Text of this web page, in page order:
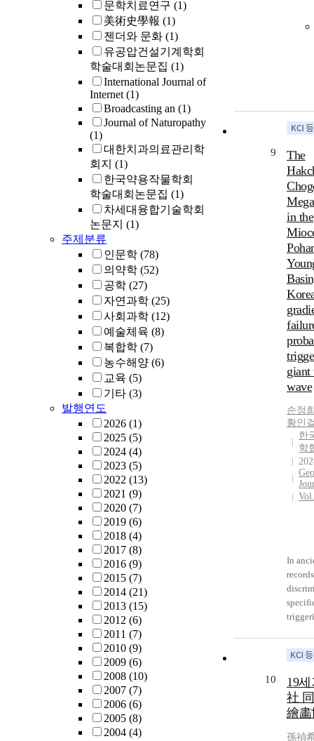
문학치료연구 (1)
美術史學報 (1)
젠더와 문화 (1)
유공압건설기계학회
학술대회논문집 (1)
International Journal of
Internet(1)
Broadcasting an (1)
Journal of Naturopathy
(1)
대한치과의료관리학
회지 (1)
한국약용작물학회
학술대회논문집 (1)
차세대융합기술학회
논문지 (1)
주제분류
인문학 (78)
의약학 (52)
공학 (27)
자연과학 (25)
사회과학 (12)
예술체육 (8)
복합학 (7)
농수해양 (6)
교육 (5)
기타 (3)
발행연도
2026 (1)
2025 (5)
2024 (4)
2023 (5)
2022 (13)
2021 (9)
2020 (7)
2019 (6)
2018 (4)
2017 (8)
2016 (9)
2015 (7)
2014 (21)
2013 (15)
2012 (6)
2011 (7)
2010 (9)
2009 (6)
2008 (10)
2007 (7)
2006 (6)
2005 (8)
2004 (4)
9
The
in the
giant
wave
손정
황인
한
학
In
10
19
社
繪畵
孫禎